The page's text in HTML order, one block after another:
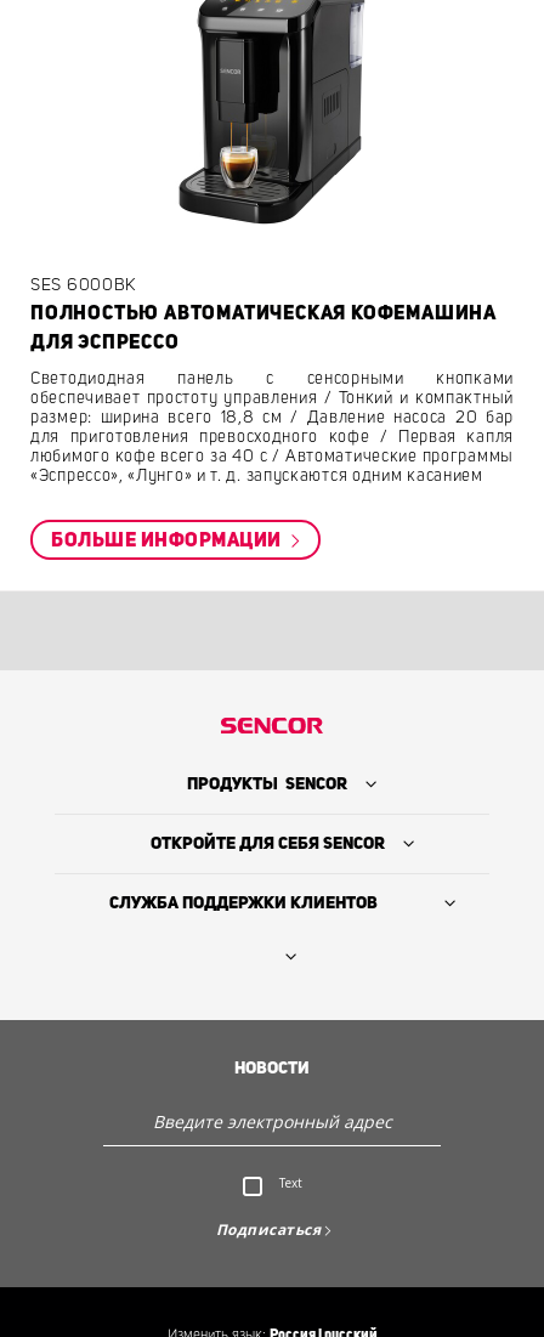
Откройте для себя Sencor
SES 6000BK
ПОЛНОСТЬЮ АВТОМАТИЧЕСКАЯ КОФЕМАШИНА
ДЛЯ ЭСПРЕССО
Светодиодная панель с сенсорными кнопками
обеспечивает простоту управления / Тонкий и компактный
размер: ширина всего 18,8 cм / Давление насоса 20 бар
для приготовления превосходного кофе / Первая капля
любимого кофе всего за 40 с / Автоматические программы
«Эспрессо», «Лунго» и т. д. запускаются одним касанием
БОЛЬШЕ ИНФОРМАЦИИ
ПРОДУКТЫ SENCOR
ОТКРОЙТЕ ДЛЯ СЕБЯ SENCOR
СЛУЖБА ПОДДЕРЖКИ КЛИЕНТОВ
НОВОСТИ
Text
Подписаться